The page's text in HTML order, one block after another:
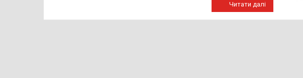
Читати далі